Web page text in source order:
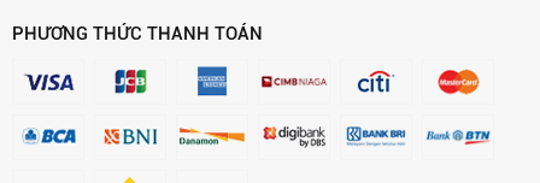
PHƯƠNG THỨC THANH TOÁN